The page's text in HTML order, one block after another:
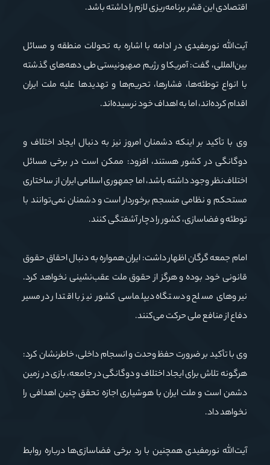
اقتصادی این قشر برنامه‌ریزی لازم را داشته باشد.
آیت‌الله نورمفیدی در ادامه با اشاره به تحولات منطقه و مسائل
بین‌المللی، گفت: آمریکا و رژیم صهیونیستی طی دهه‌های گذشته
با انواع توطئه‌ها، فشارها، تحریم‌ها و تهدیدها علیه ملت ایران
اقدام کرده‌اند، اما به اهداف خود نرسیده‌اند.
وی با تأکید بر اینکه دشمنان امروز نیز به دنبال ایجاد اختلاف و
دوگانگی در کشور هستند، افزود: ممکن است در برخی مسائل
اختلاف‌نظر وجود داشته باشد، اما جمهوری اسلامی ایران از ساختاری
مستحکم و نظامی منسجم برخوردار است و دشمنان نمی‌توانند با
توطئه و فضاسازی، کشور را دچار آشفتگی کنند.
امام جمعه گرگان اظهار داشت: ایران همواره به دنبال احقاق حقوق
قانونی خود بوده و هرگز از حقوق ملت عقب‌نشینی نخواهد کرد.
نیروهای مسلح و دستگاه دیپلماسی کشور نیز با اقتدار در مسیر
دفاع از منافع ملی حرکت می‌کنند.
وی با تأکید بر ضرورت حفظ وحدت و انسجام داخلی، خاطرنشان کرد:
هرگونه تلاش برای ایجاد اختلاف و دوگانگی در جامعه، بازی در زمین
دشمن است و ملت ایران با هوشیاری اجازه تحقق چنین اهدافی را
نخواهد داد.
آیت‌الله نورمفیدی همچنین با رد برخی فضاسازی‌ها درباره روابط